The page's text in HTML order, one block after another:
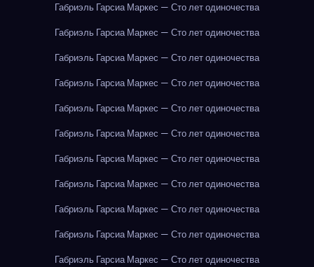
Габриэль Гарсиа Маркес — Сто лет одиночества
Габриэль Гарсиа Маркес — Сто лет одиночества
Габриэль Гарсиа Маркес — Сто лет одиночества
Габриэль Гарсиа Маркес — Сто лет одиночества
Габриэль Гарсиа Маркес — Сто лет одиночества
Габриэль Гарсиа Маркес — Сто лет одиночества
Габриэль Гарсиа Маркес — Сто лет одиночества
Габриэль Гарсиа Маркес — Сто лет одиночества
Габриэль Гарсиа Маркес — Сто лет одиночества
Габриэль Гарсиа Маркес — Сто лет одиночества
Габриэль Гарсиа Маркес — Сто лет одиночества